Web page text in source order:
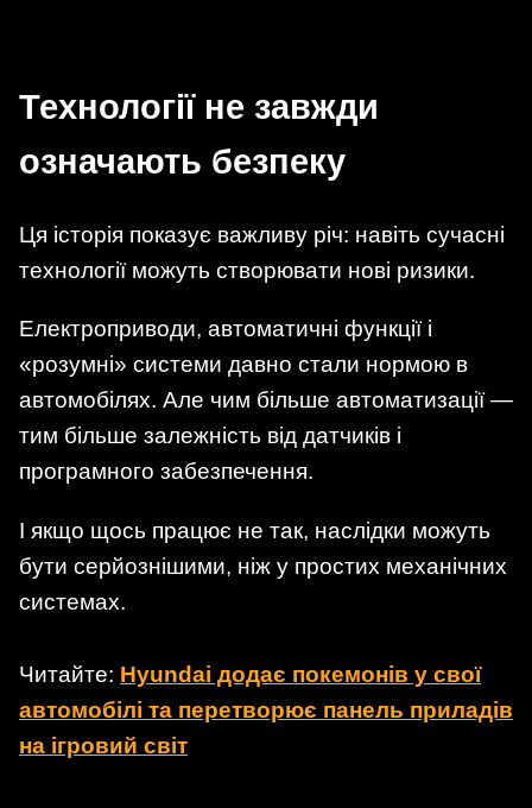
Технології не завжди
означають безпеку
Ця історія показує важливу річ: навіть сучасні
технології можуть створювати нові ризики.
Електроприводи, автоматичні функції і
«розумні» системи давно стали нормою в
автомобілях. Але чим більше автоматизації —
тим більше залежність від датчиків і
програмного забезпечення.
І якщо щось працює не так, наслідки можуть
бути серйознішими, ніж у простих механічних
системах.
Читайте: Hyundai додає покемонів у свої
автомобілі та перетворює панель приладів
на ігровий світ